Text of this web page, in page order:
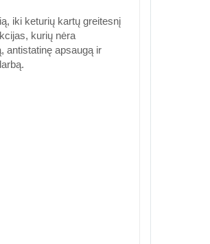
iki keturių kartų greitesnį
kurių nėra
antistatinę apsaugą ir